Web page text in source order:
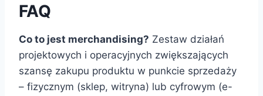
FAQ
Co to jest merchandising? Zestaw działań
projektowych i operacyjnych zwiększających
szansę zakupu produktu w punkcie sprzedaży
– fizycznym (sklep, witryna) lub cyfrowym (e-